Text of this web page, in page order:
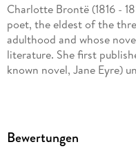
Charlotte Brontë (1816 -
poet, the eldest of the
adulthood and whose
literature. She first
known novel, Jane Eyre)
Bewertungen